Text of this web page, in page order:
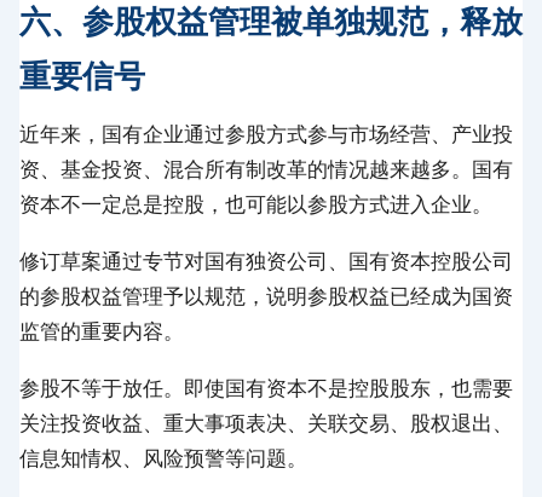
六、参股权益管理被单独规范，释放
重要信号
近年来，国有企业通过参股方式参与市场经营、产业投
资、基金投资、混合所有制改革的情况越来越多。国有
资本不一定总是控股，也可能以参股方式进入企业。
修订草案通过专节对国有独资公司、国有资本控股公司
的参股权益管理予以规范，说明参股权益已经成为国资
监管的重要内容。
参股不等于放任。即使国有资本不是控股股东，也需要
关注投资收益、重大事项表决、关联交易、股权退出、
信息知情权、风险预警等问题。